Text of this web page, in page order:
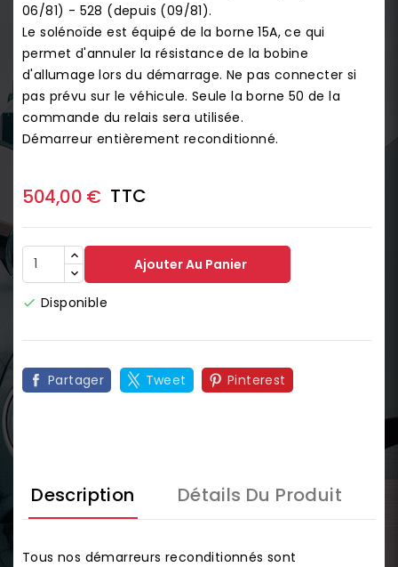
06/81) - 528 (depuis (09/81).
Le solénoïde est équipé de la borne 15A, ce qui
permet d'annuler la résistance de la bobine
d'allumage lors du démarrage. Ne pas connecter si
pas prévu sur le véhicule. Seule la borne 50 de la
commande du relais sera utilisée.
Démarreur entièrement reconditionné.
504,00 € TTC
Ajouter Au Panier
 Disponible
Partager Tweet Pinterest
Description Détails Du Produit
Tous nos démarreurs reconditionnés sont